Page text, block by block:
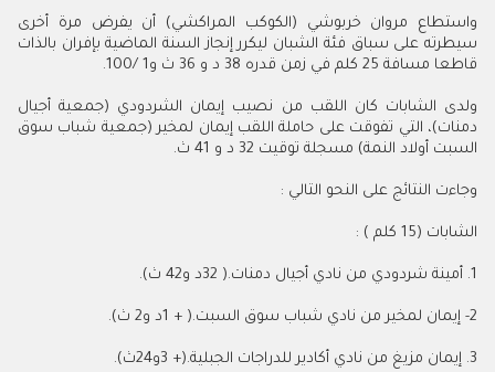
واستطاع مروان خربوشي (الكوكب المراكشي) أن يفرض مرة أخرى
سيطرته على سباق فئة الشبان ليكرر إنجاز السنة الماضية بإفران بالذات
قاطعا مسافة 25 كلم في زمن قدره 38 د و 36 ث و1 /100.
ولدى الشابات كان اللقب من نصيب إيمان الشردودي (جمعية أجيال
دمنات)، التي تفوقت على حاملة اللقب إيمان لمخير (جمعية شباب سوق
السبت أولاد النمة) مسجلة توقيت 32 د و 41 ث.
وجاءت النتائج على النحو التالي :
الشابات (15 كلم ) :
1. أمينة شردودي من نادي أجيال دمنات.( 32د و42 ث).
2- إيمان لمخير من نادي شباب سوق السبت.( + 1د و2 ث).
3. إيمان مزيغ من نادي أكادير للدراجات الجبلية.(+ 3و24ث).